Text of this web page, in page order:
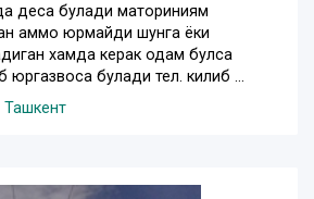
деса булади маториниям
аммо юрмайди шунга ёки
хамда керак одам булса
юргазвоса булади тел. килиб ...
Ташкент